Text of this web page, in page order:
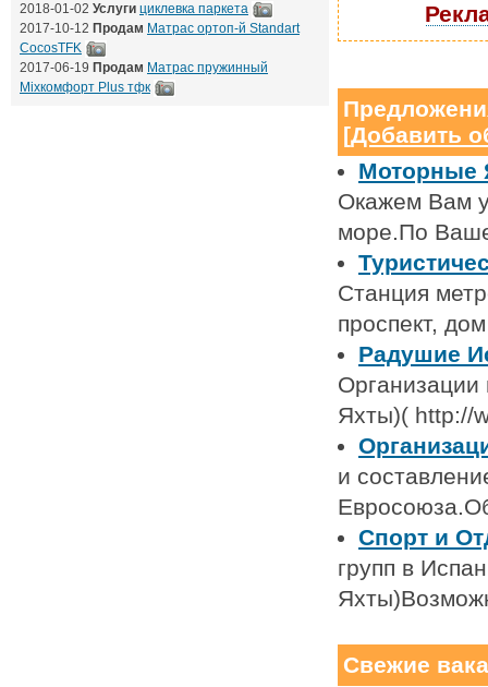
[Добавить
Моторные
Окажем Вам
море.По
Станция
проспект,
Радушие
Яхты)( http://
и
Спорт и
групп в
Свежие
2018-01-02 Услуги циклевка паркета
2017-10-12 Продам Матрас ортоп-й Standart
CocosTFK
2017-06-19 Продам Матрас пружинный
Mixкомфорт Plus тфк